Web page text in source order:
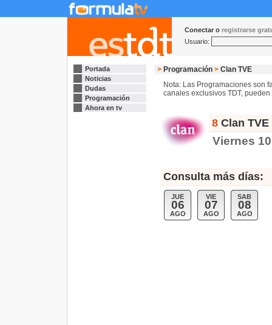
Conectar o registrarse
Usuario:
Portada
Noticias
Dudas
Programación
Ahora en tv
> Programación > Clan TVE
Nota: Las Programaciones son
canales exclusivos TDT,
8 Clan TVE
Viernes
Consulta más días:
JUE
06
AGO
VIE
07
AGO
SAB
08
AGO